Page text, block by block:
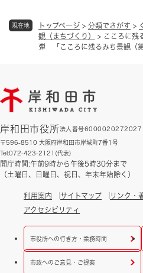
現在地 トップページ > 分類でさがす >
観（まちづくり）
> こころに残
弾 「こころに残るみち景観（
岸和田市役所法人番号6000020272027
〒596-8510 大阪府岸和田市岸城町7番1号
Tel:072-423-2121(代表)
開庁時間:午前9時から午後5時30分まで
（土曜日、日曜日、祝日、年末年始除く）
利用案内 サイトマップ リンク・
アクセシビリティ
市役所への行き方・業務時間
市政へのご意見・ご提案